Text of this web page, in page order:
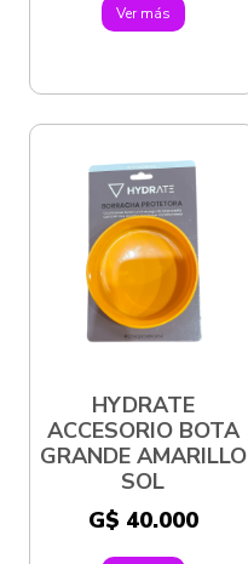
Ver más
HYDRATE
ACCESORIO BOTA
GRANDE AMARILLO
SOL
G$ 40.000